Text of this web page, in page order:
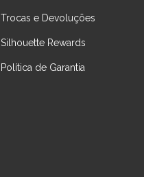
Trocas e Devoluções
Silhouette Rewards
Política de Garantia